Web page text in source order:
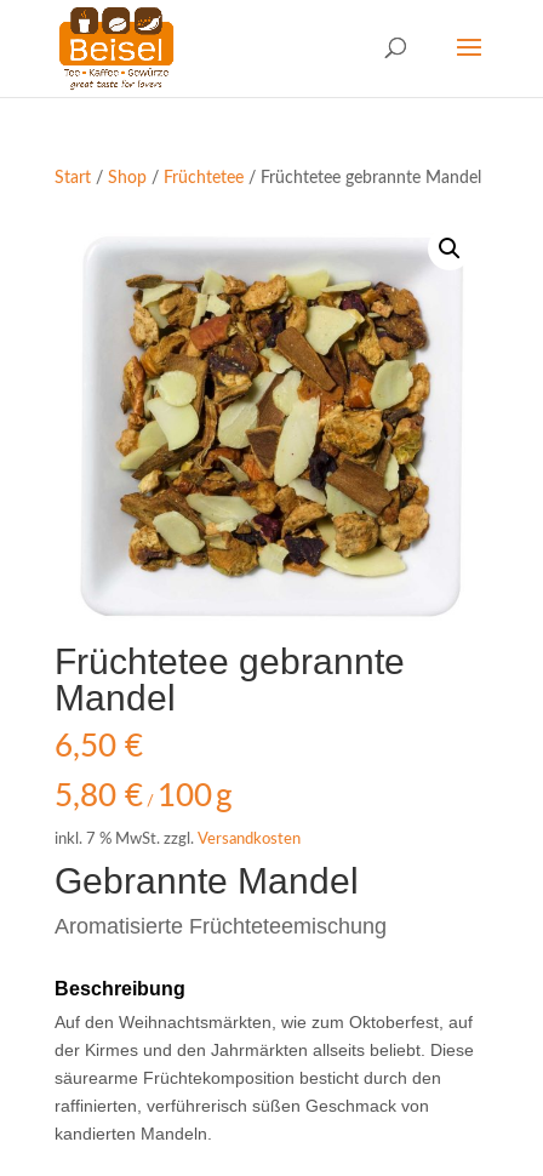
Start/ Shop/ Früchtetee/ Früchtetee gebrannte Mandel
Früchtetee gebrannte
Mandel
6,50 €
5,80 €/ 100g
inkl. 7 % MwSt. zzgl. Versandkosten
Gebrannte Mandel
Aromatisierte Früchteteemischung
Beschreibung
Auf den Weihnachtsmärkten, wie zum Oktoberfest, auf
der Kirmes und den Jahrmärkten allseits beliebt. Diese
säurearme Früchtekomposition besticht durch den
raffinierten, verführerisch süßen Geschmack von
kandierten Mandeln.